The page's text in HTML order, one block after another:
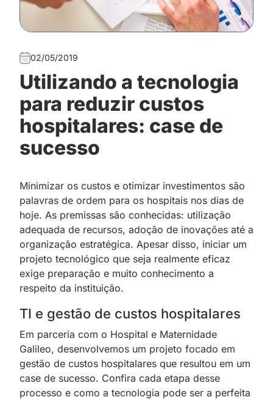
02/05/2019
Utilizando a tecnologia
para reduzir custos
hospitalares: case de
sucesso
Minimizar os custos e otimizar investimentos são
palavras de ordem para os hospitais nos dias de
hoje. As premissas são conhecidas: utilização
adequada de recursos, adoção de inovações até a
organização estratégica. Apesar disso, iniciar um
projeto tecnológico que seja realmente eficaz
exige preparação e muito conhecimento a
respeito da instituição.
TI e gestão de custos hospitalares
Em parceria com o Hospital e Maternidade
Galileo, desenvolvemos um projeto focado em
gestão de custos hospitalares que resultou em um
case de sucesso. Confira cada etapa desse
processo e como a tecnologia pode ser a perfeita